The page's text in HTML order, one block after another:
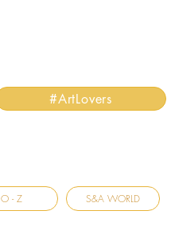
#ArtLovers
O - Z S&A WORLD